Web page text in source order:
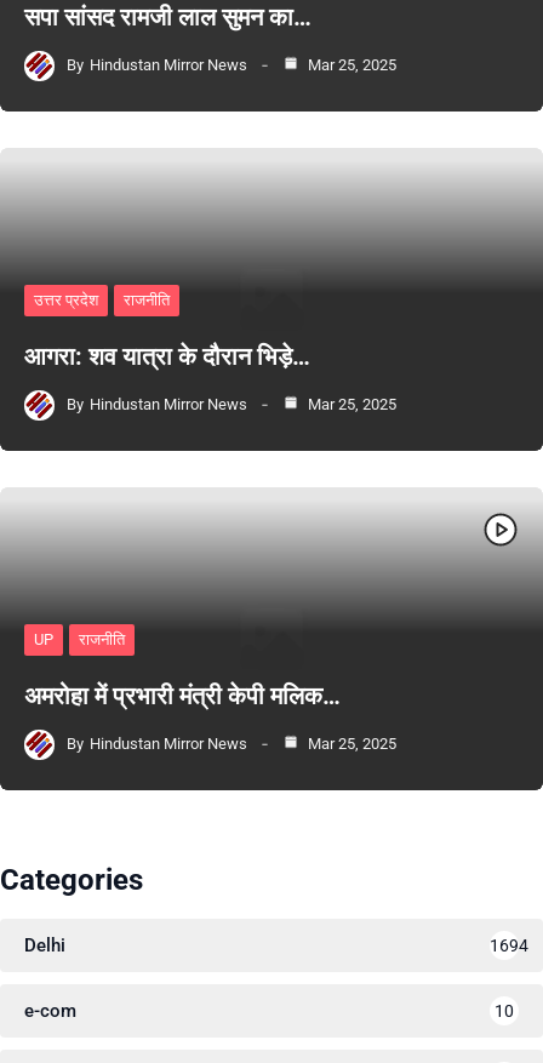
सपा सांसद रामजी लाल सुमन का…
By Hindustan Mirror News Mar 25, 2025
उत्तर प्रदेश राजनीति
आगरा: शव यात्रा के दौरान भिड़े…
By Hindustan Mirror News Mar 25, 2025
UP राजनीति
अमरोहा में प्रभारी मंत्री केपी मलिक…
By Hindustan Mirror News Mar 25, 2025
Categories
Delhi 1694
e-com 10